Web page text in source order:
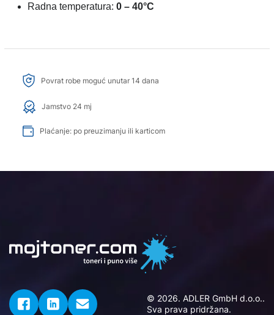
Radna temperatura: 0 – 40°C
Povrat robe moguć unutar 14 dana
Jamstvo 24 mj
Plaćanje: po preuzimanju ili karticom
© 2026. ADLER GmbH d.o.o..
Sva prava pridržana.